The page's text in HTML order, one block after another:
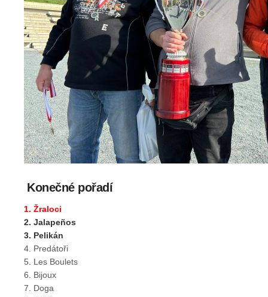
Konečné pořadí
1. Žraloci
2. Jalapeños
3. Pelikán
4. Predátoři
5. Les Boulets
6. Bijoux
7. Doga